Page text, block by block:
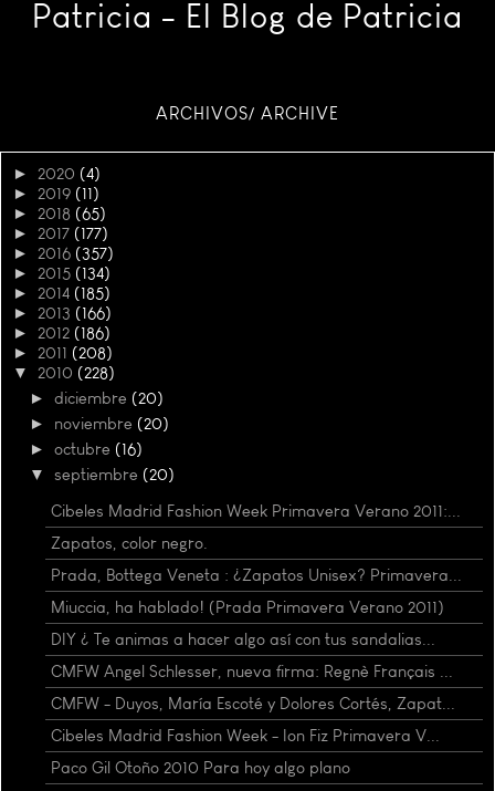
Patricia - El Blog de Patricia
ARCHIVOS/ ARCHIVE
► 2020 (4)
► 2019 (11)
► 2018 (65)
► 2017 (177)
► 2016 (357)
► 2015 (134)
► 2014 (185)
► 2013 (166)
► 2012 (186)
► 2011 (208)
▼ 2010 (228)
► diciembre (20)
► noviembre (20)
► octubre (16)
▼ septiembre (20)
Cibeles Madrid Fashion Week Primavera Verano 2011:...
Zapatos, color negro.
Prada, Bottega Veneta : ¿Zapatos Unisex? Primavera...
Miuccia, ha hablado! (Prada Primavera Verano 2011)
DIY ¿ Te animas a hacer algo así con tus sandalias...
CMFW Angel Schlesser, nueva firma: Regnè Français ...
CMFW - Duyos, María Escoté y Dolores Cortés, Zapat...
Cibeles Madrid Fashion Week - Ion Fiz Primavera V...
Paco Gil Otoño 2010 Para hoy algo plano